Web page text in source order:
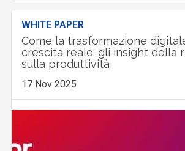
WHITE PAPER
Come la trasformazione
crescita reale: gli insight della
sulla produttività
17 Nov 2025